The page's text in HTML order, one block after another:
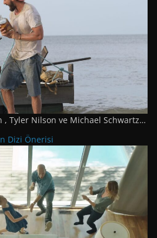
, Tyler Nilson ve Michael Schwartz…
Dizi Önerisi